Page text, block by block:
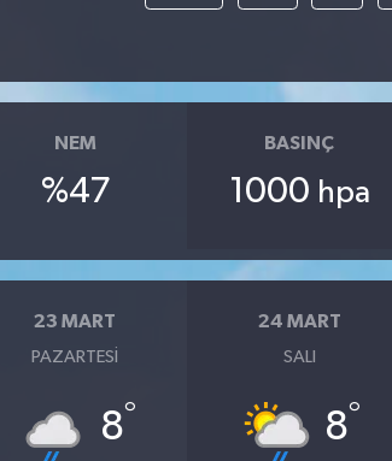
NEM
%47
BASINÇ
1000 hpa
23 MART
PAZARTESI
8°
24 MART
SALI
8°